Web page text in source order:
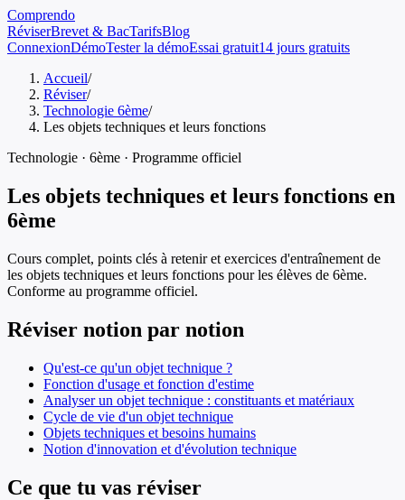
Comprendo
RéviserBrevet & BacTarifsBlog
ConnexionDémoTester la démoEssai gratuit14 jours gratuits
Accueil/
Réviser/
Technologie 6ème/
Les objets techniques et leurs fonctions
Technologie · 6ème · Programme officiel
Les objets techniques et leurs fonctions en
6ème
Cours complet, points clés à retenir et exercices d'entraînement de
les objets techniques et leurs fonctions pour les élèves de 6ème.
Conforme au programme officiel.
Réviser notion par notion
Qu'est-ce qu'un objet technique ?
Fonction d'usage et fonction d'estime
Analyser un objet technique : constituants et matériaux
Cycle de vie d'un objet technique
Objets techniques et besoins humains
Notion d'innovation et d'évolution technique
Ce que tu vas réviser